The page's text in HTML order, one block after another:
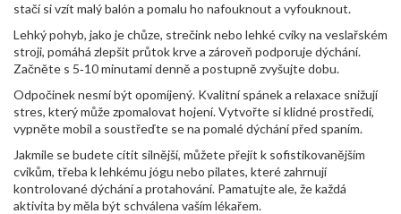
stačí si vzít malý balón a pomalu ho nafouknout a vyfouknout.
Lehký pohyb, jako je chůze, strečink nebo lehké cviky na veslařském
stroji, pomáhá zlepšit průtok krve a zároveň podporuje dýchání.
Začněte s 5‑10 minutami denně a postupně zvyšujte dobu.
Odpočinek nesmí být opomíjený. Kvalitní spánek a relaxace snižují
stres, který může zpomalovat hojení. Vytvořte si klidné prostředí,
vypněte mobil a soustřeďte se na pomalé dýchání před spaním.
Jakmile se budete cítit silnější, můžete přejít k sofistikovanějším
cvikům, třeba k lehkému jógu nebo pilates, které zahrnují
kontrolované dýchání a protahování. Pamatujte ale, že každá
aktivita by měla být schválena vaším lékařem.